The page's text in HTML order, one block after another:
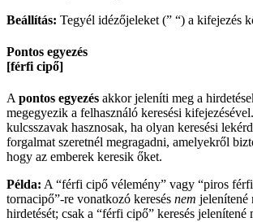
Beállítás: Tegyél idézőjeleket (” “) a kifejezés
Pontos egyezés
[férfi cipő]
Apontos egyezés akkor jeleníti meg a
megegyezik a felhasználó keresési
kulcsszavak hasznosak, ha olyan keresési
forgalmat szeretnél megragadni, amelyekről
hogy az emberek keresik őket.
Példa: A “férfi cipő vélemény” vagy “piros
tornacipő”-re vonatkozó keresés nem jelenítené
hirdetését; csak a “férfi cipő” keresés jelenítené